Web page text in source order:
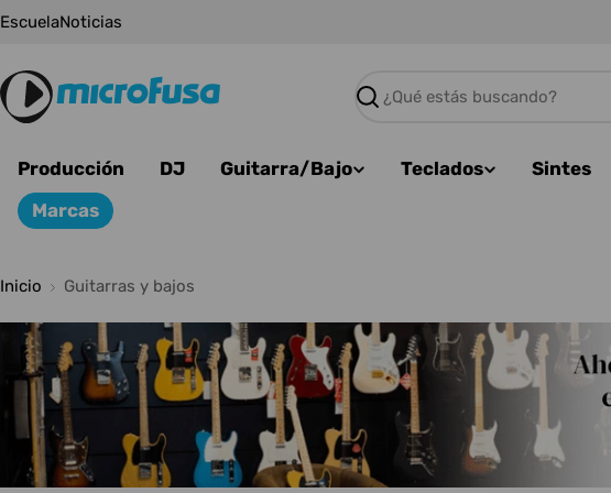
Saltar
EscuelaNoticias
Buscar
Producción DJ Guitarra/Bajo Teclados Sintes
Marcas
Inicio Guitarras y bajos